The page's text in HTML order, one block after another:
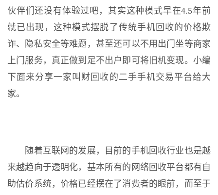
伙伴们还没有体验过吧，其实这种模式早在4.5年前
就已出现，这种模式摆脱了传统手机回收的价格欺
诈、隐私安全等难题，甚至还可以不用出门坐等商家
上门服务，真正做到足不出户即可将旧机变现。小编
下面来分享一家叫财回收的二手手机交易平台给大
家。
随着互联网的发展，目前的手机回收行业也是越
来越趋向于透明化，基本所有的网络回收平台都有自
助估价系统，价格已经摆在了消费者的眼前，而至于